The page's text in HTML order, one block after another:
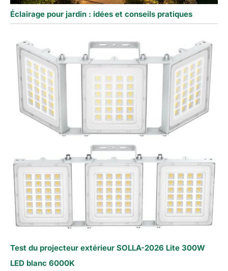
Éclairage pour jardin : idées et conseils pratiques
Test du projecteur extérieur SOLLA-2026 Lite 300W
LED blanc 6000K